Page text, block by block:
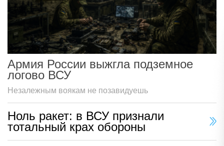
Армия России выжгла подземное
логово ВСУ
Незалежным воякам не позавидуешь
Ноль ракет: в ВСУ признали
тотальный крах обороны